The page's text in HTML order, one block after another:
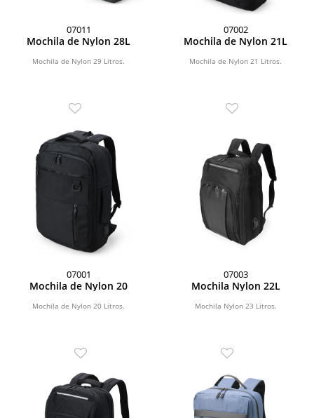
07011
Mochila de Nylon 28L
Mochila de Nylon 29 Litros.
07002
Mochila de Nylon 21L
Mochila de Nylon 21 Litros.
07001
Mochila de Nylon 20
Mochila de Nylon 20 Litros.
07003
Mochila Nylon 22L
Mochila Nylon 23 Litros.